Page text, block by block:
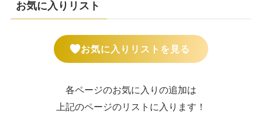
お気に入りリスト
お気に入りリストを見る
各ページのお気に入りの追加は
上記のページのリストに入ります！